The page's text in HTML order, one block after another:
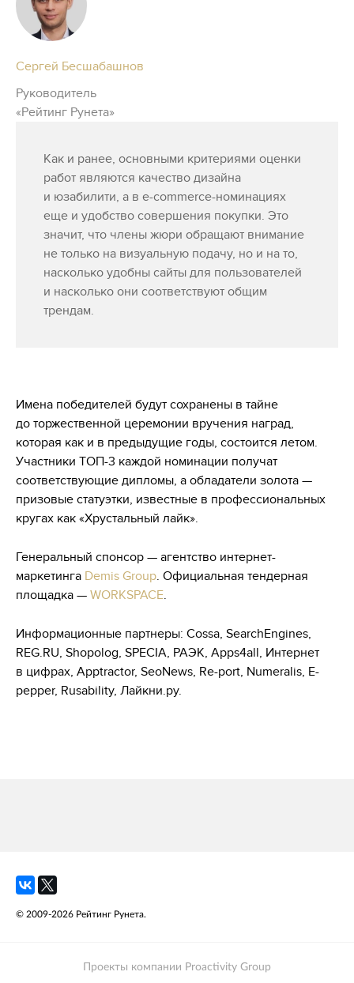
Сергей Бесшабашнов
Руководитель
«Рейтинг Рунета»
Как и ранее, основными критериями оценки
работ являются качество дизайна
и юзабилити, а в e-commerce-номинациях
еще и удобство совершения покупки. Это
значит, что члены жюри обращают внимание
не только на визуальную подачу, но и на то,
насколько удобны сайты для пользователей
и насколько они соответствуют общим
трендам.
Имена победителей будут сохранены в тайне
до торжественной церемонии вручения наград,
которая как и в предыдущие годы, состоится летом.
Участники ТОП-3 каждой номинации получат
соответствующие дипломы, а обладатели золота —
призовые статуэтки, известные в профессиональных
кругах как «Хрустальный лайк».
Генеральный спонсор — агентство интернет-
маркетинга Demis Group. Официальная тендерная
площадка — WORKSPACE.
Информационные партнеры: Cossa, SearchEngines,
REG.RU, Shopolog, SPECIA, РАЭК, Apps4all, Интернет
в цифрах, Apptractor, SeoNews, Re-port, Numeralis, Е-
pepper, Rusability, Лайкни.ру.
© 2009-2026 Рейтинг Рунета.
Проекты компании Proactivity Group